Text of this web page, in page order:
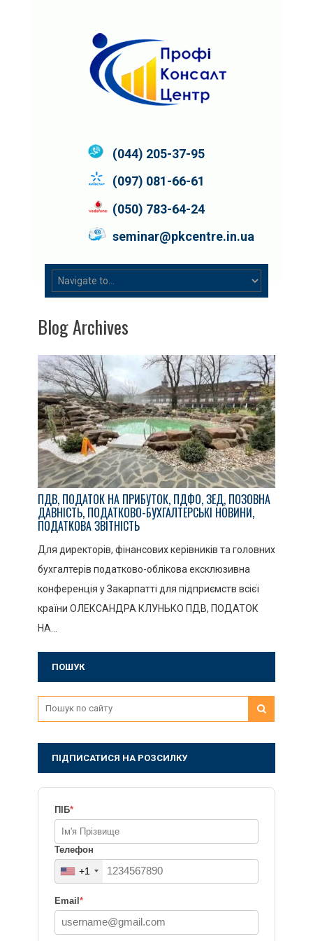
(044) 205-37-95
(097) 081-66-61
(050) 783-64-24
seminar@pkcentre.in.ua
Blog Archives
ПДВ, ПОДАТОК НА ПРИБУТОК, ПДФО, ЗЕД, ПОЗОВНА
ДАВНІСТЬ, ПОДАТКОВО-БУХГАЛТЕРСЬКІ НОВИНИ,
ПОДАТКОВА ЗВІТНІСТЬ
Для директорів, фінансових керівників та головних
бухгалтерів податково-облікова ексклюзивна
конференція у Закарпатті для підприємств всієї
країни ОЛЕКСАНДРА КЛУНЬКО ПДВ, ПОДАТОК
НА…
ПОШУК
ПІДПИСАТИСЯ НА РОЗСИЛКУ
ПІБ*
Телефон
+1
Email *